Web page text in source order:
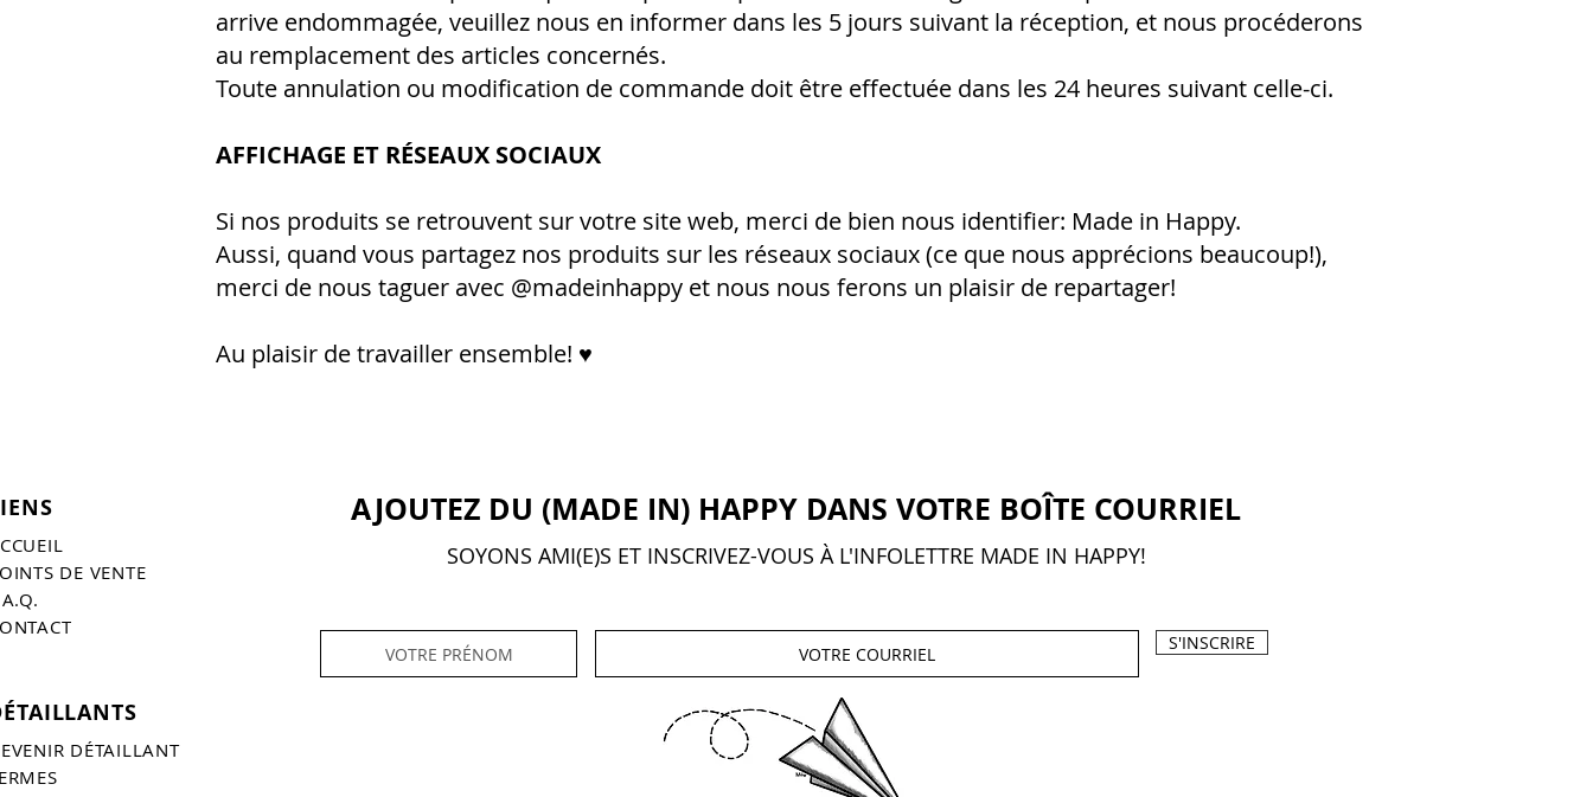
arrive endommagée, veuillez nous en informer dans les 5 jours suivant la réception, et nous procéderons
au remplacement des articles concernés.
Toute annulation ou modification de commande doit être effectuée dans les 24 heures suivant celle-ci.
AFFICHAGE ET RÉSEAUX SOCIAUX
Si nos produits se retrouvent sur votre site web, merci de bien nous identifier: Made in Happy.
Aussi, quand vous partagez nos produits sur les réseaux sociaux (ce que nous apprécions beaucoup!),
merci de nous taguer avec @madeinhappy et nous nous ferons un plaisir de repartager!
Au plaisir de travailler ensemble! ♥
DE VENTE
DÉTAILLANT
AJOUTEZ DU (MADE IN) HAPPY DANS VOTRE BOÎTE COURRIEL
SOYONS AMI(E)S ET INSCRIVEZ-VOUS À L'INFOLETTRE MADE IN HAPPY!
S'INSCRIRE